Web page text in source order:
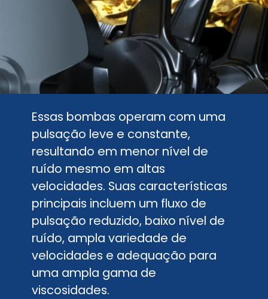
Essas bombas operam com uma
pulsação leve e constante,
resultando em menor nível de
ruído mesmo em altas
velocidades. Suas características
principais incluem um fluxo de
pulsação reduzido, baixo nível de
ruído, ampla variedade de
velocidades e adequação para
uma ampla gama de
viscosidades.